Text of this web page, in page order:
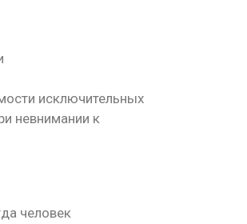
исключительных
невнимании к
человек